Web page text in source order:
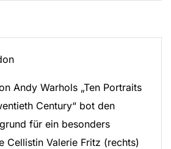
Andy Warhols „Ten Portraits
Century“ bot den
für ein besonders
Cellistin Valerie Fritz (rechts)